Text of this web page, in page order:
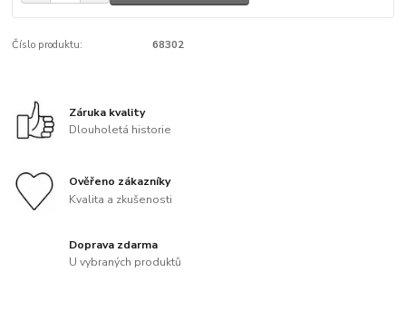
Číslo produktu: 68302
Záruka kvality
Dlouholetá historie
Ověřeno zákazníky
Kvalita a zkušenosti
Doprava zdarma
U vybraných produktů